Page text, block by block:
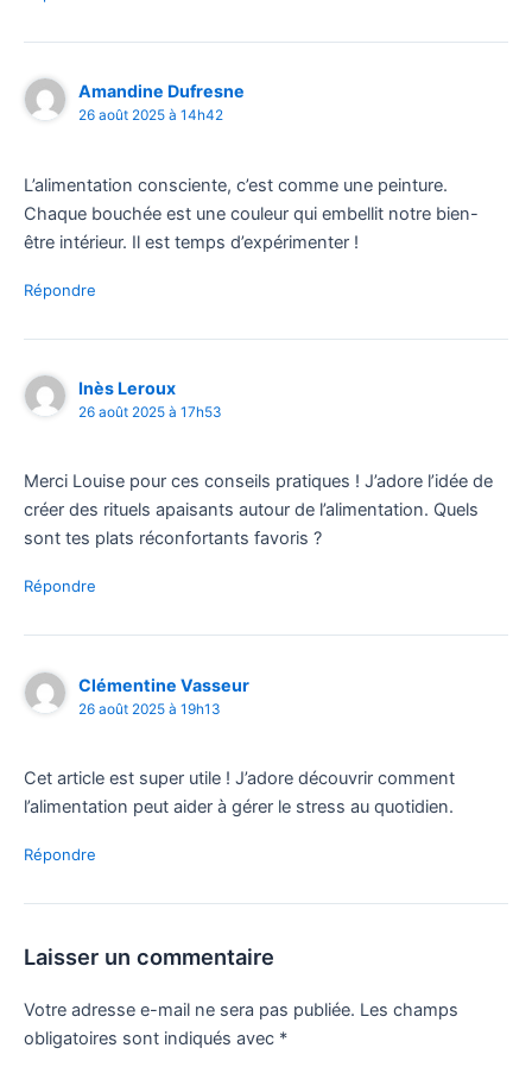
Amandine Dufresne
26 août 2025 à 14h42
L’alimentation consciente, c’est comme une peinture.
Chaque bouchée est une couleur qui embellit notre bien-
être intérieur. Il est temps d’expérimenter !
Répondre
Inès Leroux
26 août 2025 à 17h53
Merci Louise pour ces conseils pratiques ! J’adore l’idée de
créer des rituels apaisants autour de l’alimentation. Quels
sont tes plats réconfortants favoris ?
Répondre
Clémentine Vasseur
26 août 2025 à 19h13
Cet article est super utile ! J’adore découvrir comment
l’alimentation peut aider à gérer le stress au quotidien.
Répondre
Laisser un commentaire
Votre adresse e-mail ne sera pas publiée. Les champs
obligatoires sont indiqués avec *